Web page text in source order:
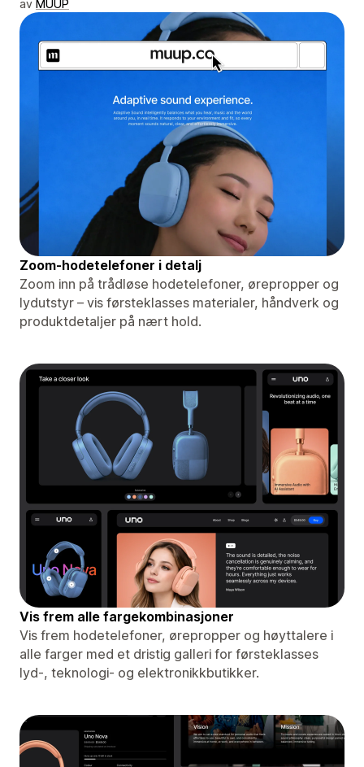
av MUUP
Zoom-hodetelefoner i detalj
Zoom inn på trådløse hodetelefoner, ørepropper og
lydutstyr – vis førsteklasses materialer, håndverk og
produktdetaljer på nært hold.
Vis frem alle fargekombinasjoner
Vis frem hodetelefoner, ørepropper og høyttalere i
alle farger med et dristig galleri for førsteklasses
lyd-, teknologi- og elektronikkbutikker.